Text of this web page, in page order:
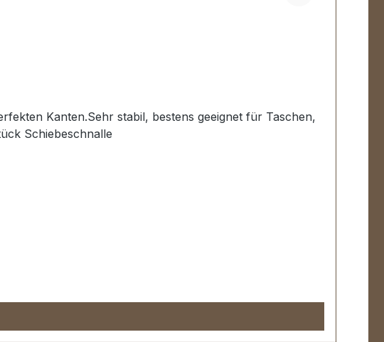
Kanten.Sehr stabil, bestens geeignet für Taschen,
Schiebeschnalle